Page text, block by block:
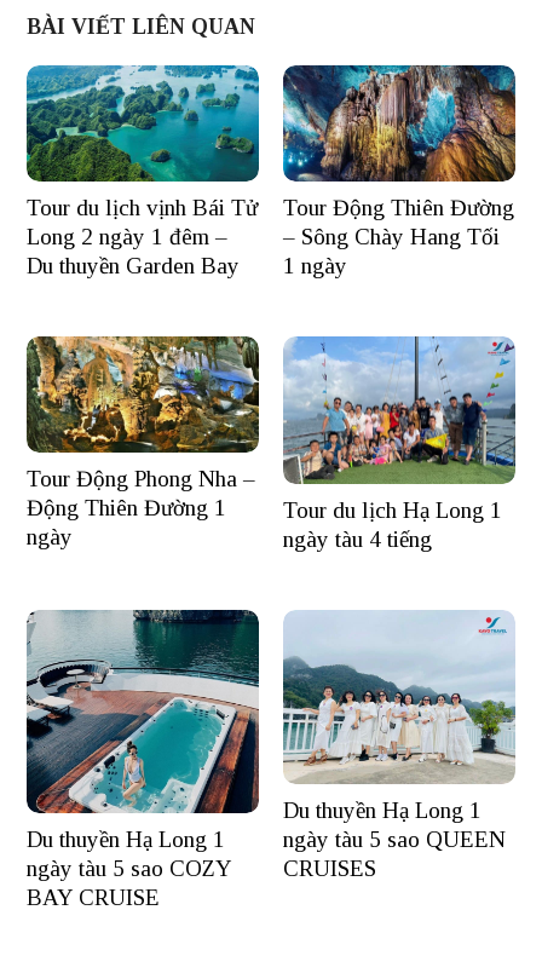
BÀI VIẾT LIÊN QUAN
Tour du lịch vịnh Bái Tử
Long 2 ngày 1 đêm –
Du thuyền Garden Bay
Tour Động Thiên Đường
– Sông Chày Hang Tối
1 ngày
Tour Động Phong Nha –
Động Thiên Đường 1
ngày
Tour du lịch Hạ Long 1
ngày tàu 4 tiếng
Du thuyền Hạ Long 1
ngày tàu 5 sao COZY
BAY CRUISE
Du thuyền Hạ Long 1
ngày tàu 5 sao QUEEN
CRUISES